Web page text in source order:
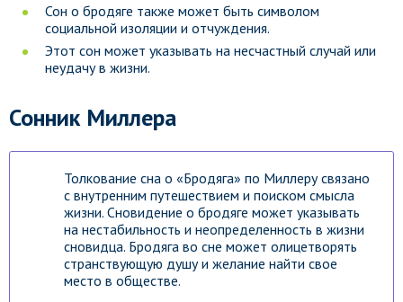
Сон о бродяге также может быть символом
социальной изоляции и отчуждения.
Этот сон может указывать на несчастный случай или
неудачу в жизни.
Сонник Миллера
Толкование сна о «Бродяга» по Миллеру связано
с внутренним путешествием и поиском смысла
жизни. Сновидение о бродяге может указывать
на нестабильность и неопределенность в жизни
сновидца. Бродяга во сне может олицетворять
странствующую душу и желание найти свое
место в обществе.